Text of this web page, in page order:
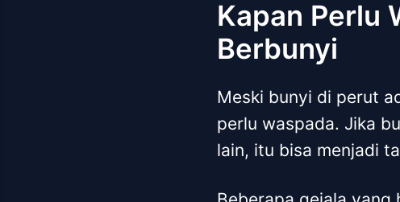
Kapan Perlu
Berbunyi
Meski bunyi di perut
perlu waspada. Jika
lain, itu bisa menjadi